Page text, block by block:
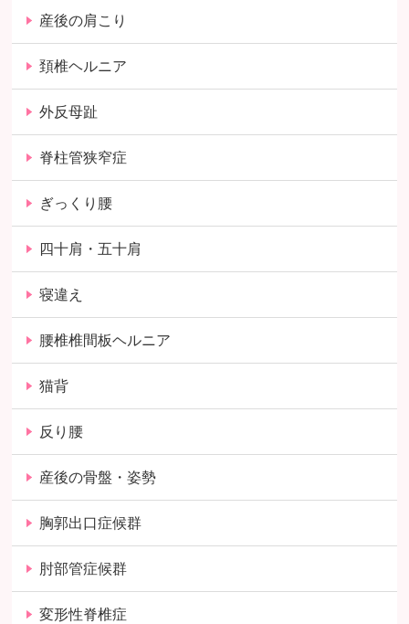
産後の肩こり
頚椎ヘルニア
外反母趾
脊柱管狭窄症
ぎっくり腰
四十肩・五十肩
寝違え
腰椎椎間板ヘルニア
猫背
反り腰
産後の骨盤・姿勢
胸郭出口症候群
肘部管症候群
変形性脊椎症